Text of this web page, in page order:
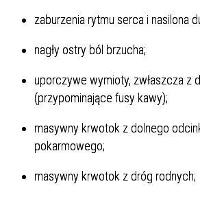
zaburzenia rytmu serca i nasilona
nagły ostry ból brzucha;
uporczywe wymioty, zwłaszcza z
(przypominające fusy kawy);
masywny krwotok z dolnego
pokarmowego;
masywny krwotok z dróg rodnych;